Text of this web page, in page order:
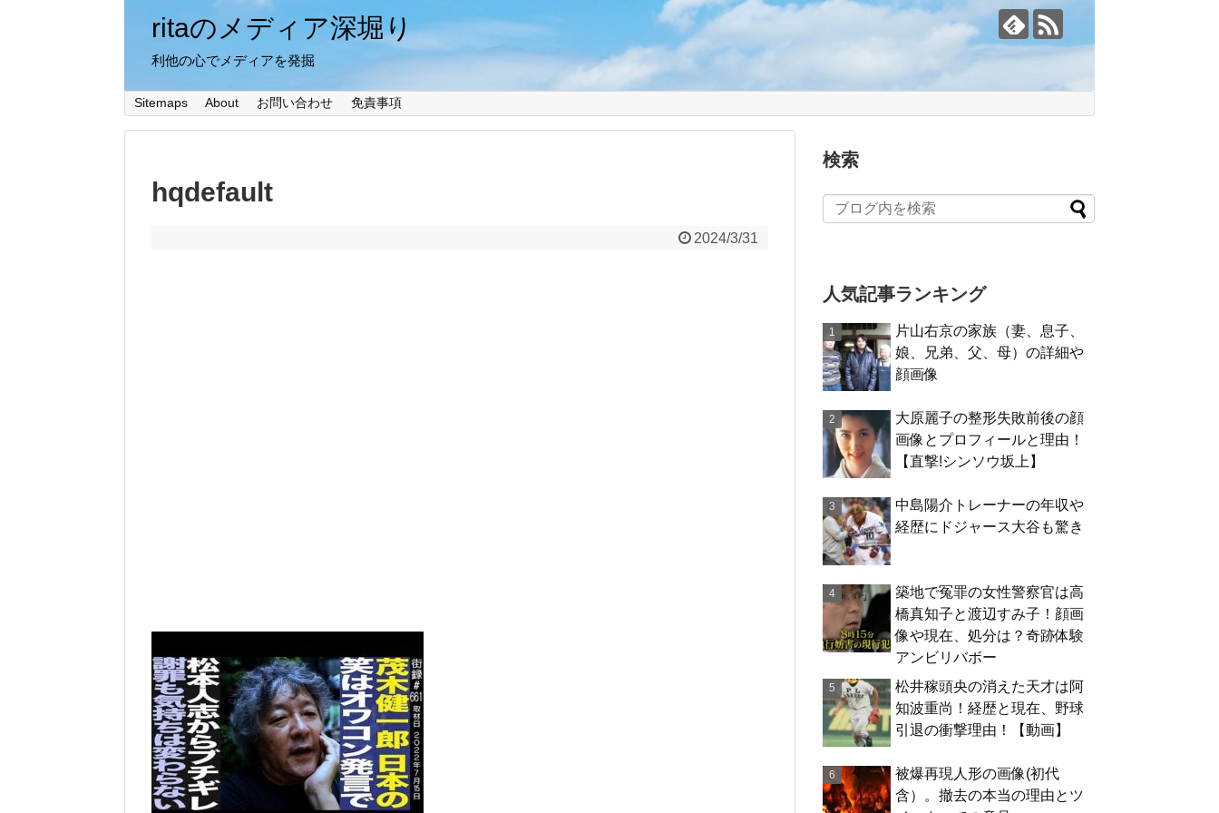
ritaのメディア深堀り
利他の心でメディアを発掘
Sitemaps About お問い合わせ 免責事項
hqdefault
2024/3/31
検索
人気記事ランキング
片山右京の家族（妻、息子、
娘、兄弟、父、母）の詳細や
顔画像
大原麗子の整形失敗前後の顔
画像とプロフィールと理由！
【直撃!シンソウ坂上】
中島陽介トレーナーの年収や
経歴にドジャース大谷も驚き
築地で冤罪の女性警察官は高
橋真知子と渡辺すみ子！顔画
像や現在、処分は？奇跡体験
アンビリバボー
松井稼頭央の消えた天才は阿
知波重尚！経歴と現在、野球
引退の衝撃理由！【動画】
被爆再現人形の画像(初代
含）。撤去の本当の理由とツ